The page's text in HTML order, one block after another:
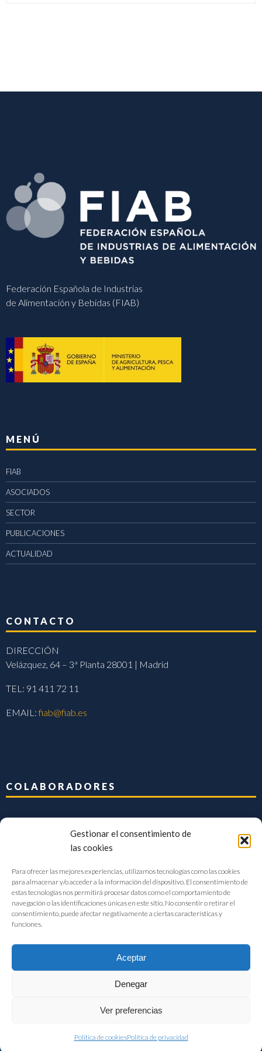
Gestionar el consentimiento de
las cookies
Para ofrecer las mejores experiencias, utilizamos tecnologías como las cookies
para almacenar y/o acceder a la información del dispositivo. El consentimiento de
estas tecnologías nos permitirá procesar datos como el comportamiento de
navegación o las identificaciones únicas en este sitio. No consentir o retirar el
consentimiento, puede afectar negativamente a ciertas características y
funciones.
Aceptar
Denegar
Ver preferencias
Política de cookiesPolítica de privacidad
Federación Española de Industrias
de Alimentación y Bebidas (FIAB)
MENÚ
FIAB
ASOCIADOS
SECTOR
PUBLICACIONES
ACTUALIDAD
CONTACTO
DIRECCIÓN
Velázquez, 64 – 3ª Planta 28001 | Madrid
TEL: 91 411 72 11
EMAIL:fiab@fiab.es
COLABORADORES
FIAB Federación Española de Industrias de la Alimentación y Bebidas